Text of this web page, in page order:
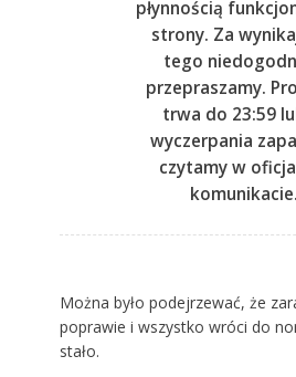
płynnością
strony. Za
tego
przepraszamy.
trwa do 23:59
wyczerpania
czytamy w
Można było podejrzewać, że
poprawie i wszystko wróci do
stało.